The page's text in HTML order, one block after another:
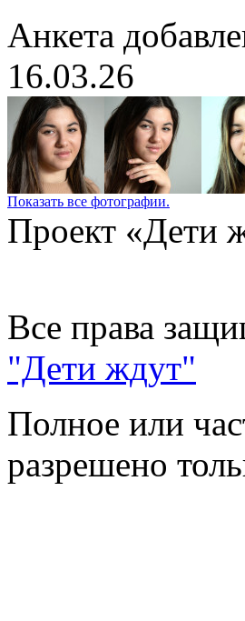
Анкета
16.03.26
Показать все фотографии.
Проект «Дети
Все права
"Дети ждут"
Полное или
разрешено